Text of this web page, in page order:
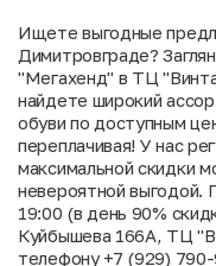
Ищете выгодные
Димитровграде?
"Мегахенд" в ТЦ
найдете широкий
обуви по доступным
переплачивая! У нас
максимальной скидки
невероятной выгодой.
19:00 (в день 90%
Куйбышева 166А, ТЦ
телефону +7 (929)